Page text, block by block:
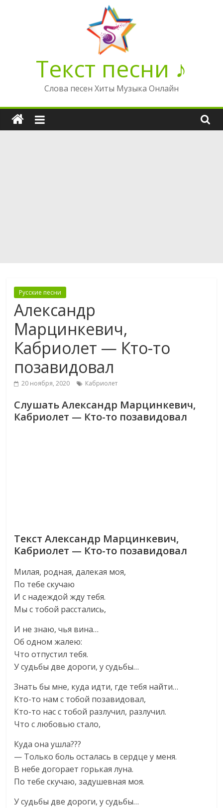
Текст песни ♪
Слова песен Хиты Музыка Онлайн
Русские песни
Александр
Марцинкевич,
Кабриолет — Кто-то
позавидовал
20 ноября, 2020 Кабриолет
Слушать Александр Марцинкевич,
Кабриолет — Кто-то позавидовал
Текст Александр Марцинкевич,
Кабриолет — Кто-то позавидовал
Милая, родная, далекая моя,
По тебе скучаю
И с надеждой жду тебя.
Мы с тобой расстались,
И не знаю, чья вина…
Об одном жалею:
Что отпустил тебя.
У судьбы две дороги, у судьбы…
Знать бы мне, куда идти, где тебя найти…
Кто-то нам с тобой позавидовал,
Кто-то нас с тобой разлучил, разлучил.
Что с любовью стало,
Куда она ушла???
— Только боль осталась в сердце у меня.
В небе догорает горькая луна.
По тебе скучаю, задушевная моя.
У судьбы две дороги, у судьбы…